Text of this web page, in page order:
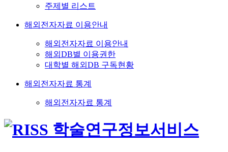
주제별 리스트
해외전자자료 이용안내
해외전자자료 이용안내
해외DB별 이용권한
대학별 해외DB 구독현황
해외전자자료 통계
해외전자자료 통계